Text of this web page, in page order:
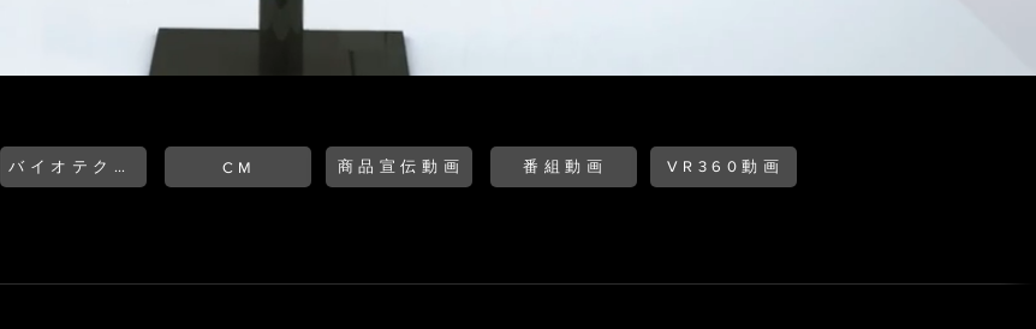
バイオテクノロジー動画 CM 商品宣伝動画 番組動画 VR360動画